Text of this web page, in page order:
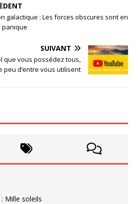
galactique : Les forces obscures sont en
panique
SUIVANT
que vous possédez tous,
peu d’entre vous utilisent
Mille soleils